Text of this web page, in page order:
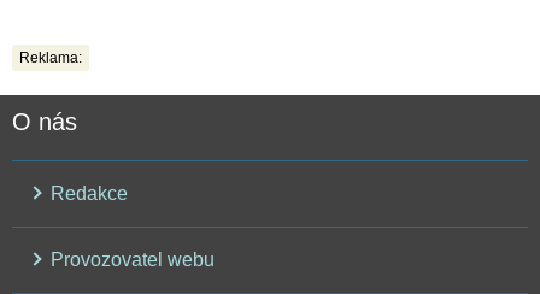
Reklama:
O nás
Redakce
Provozovatel webu